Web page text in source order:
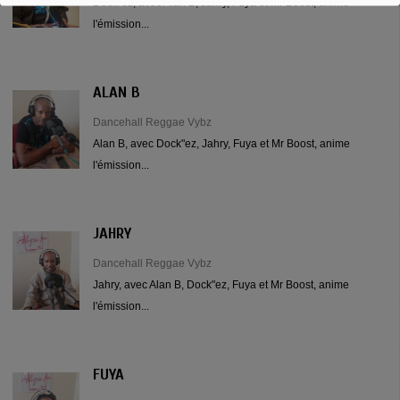
l'émission...
ALAN B
Dancehall Reggae Vybz
Alan B, avec Dock"ez, Jahry, Fuya et Mr Boost, anime
l'émission...
JAHRY
Dancehall Reggae Vybz
Jahry, avec Alan B, Dock"ez, Fuya et Mr Boost, anime
l'émission...
FUYA